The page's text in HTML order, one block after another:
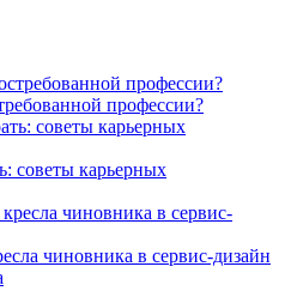
профессии?
советы карьерных
чиновника в сервис-дизайн